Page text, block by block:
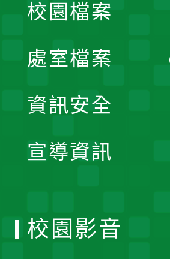
校園檔案
處室檔案
資訊安全
宣導資訊
校園影音